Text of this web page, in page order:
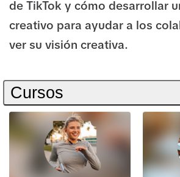
de TikTok y cómo desarrollar
creativo para ayudar a los
ver su visión creativa.
Cursos